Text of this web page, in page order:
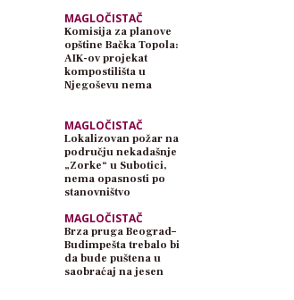
MAGLOČISTAČ
Komisija za planove
opštine Bačka Topola:
AIK-ov projekat
kompostilišta u
Njegoševu nema
MAGLOČISTAČ
Lokalizovan požar na
području nekadašnje
„Zorke“ u Subotici,
nema opasnosti po
stanovništvo
MAGLOČISTAČ
Brza pruga Beograd–
Budimpešta trebalo bi
da bude puštena u
saobraćaj na jesen